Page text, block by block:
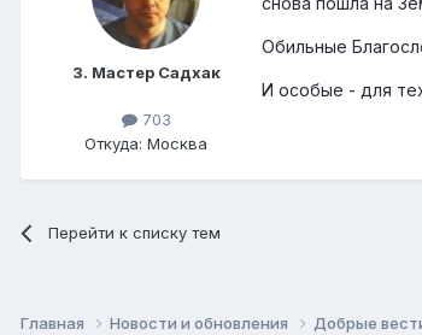
3. Мастер Садхак
703
Откуда: Москва
Обильные
И особые - для
Перейти к списку тем
Главная Новости и обновления Добрые